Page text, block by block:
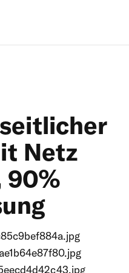
Netz
90%